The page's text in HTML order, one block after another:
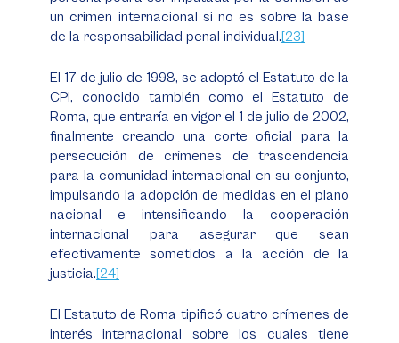
un crimen internacional si no es sobre la base
de la responsabilidad penal individual.[23]
El 17 de julio de 1998, se adoptó el Estatuto de la
CPI, conocido también como el Estatuto de
Roma, que entraría en vigor el 1 de julio de 2002,
finalmente creando una corte oficial para la
persecución de crímenes de trascendencia
para la comunidad internacional en su conjunto,
impulsando la adopción de medidas en el plano
nacional e intensificando la cooperación
internacional para asegurar que sean
efectivamente sometidos a la acción de la
justicia.[24]
El Estatuto de Roma tipificó cuatro crímenes de
interés internacional sobre los cuales tiene